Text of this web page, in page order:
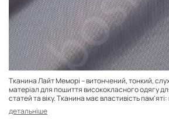
Тканина Лайт Меморі – витончений, тонкий,
матеріал для пошиття висококласного одягу
статей та віку. Тканина має властивість
детальніше